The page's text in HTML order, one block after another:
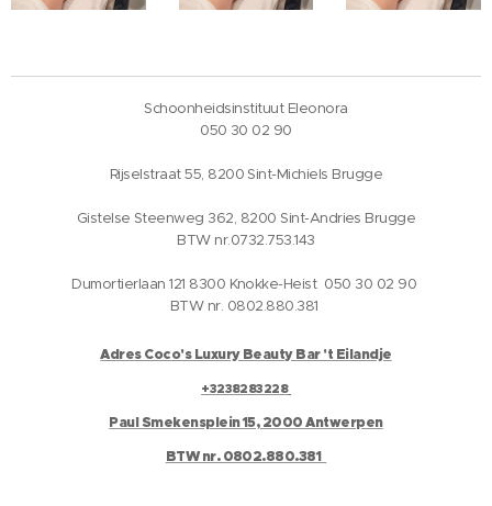
Schoonheidsinstituut Eleonora
050 30 02 90
Rijselstraat 55, 8200 Sint-Michiels Brugge
Gistelse Steenweg 362, 8200 Sint-Andries Brugge
BTW nr.0732.753.143
Dumortierlaan 121 8300 Knokke-Heist 050 30 02 90
BTW nr. 0802.880.381
Adres Coco's Luxury Beauty Bar 't Eilandje
+3238283228
Paul Smekensplein 15, 2000 Antwerpen
BTW nr. 0802.880.381